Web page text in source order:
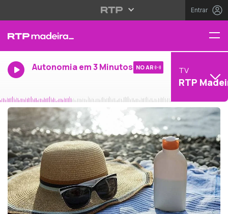
Entrar
Autonomia em 3 Minutos NO AR TV
RTP